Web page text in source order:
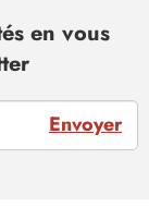
en vous
Envoyer